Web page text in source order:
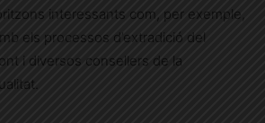
interessants com, per exemple,
els processos d’extradició del
i diversos consellers de la